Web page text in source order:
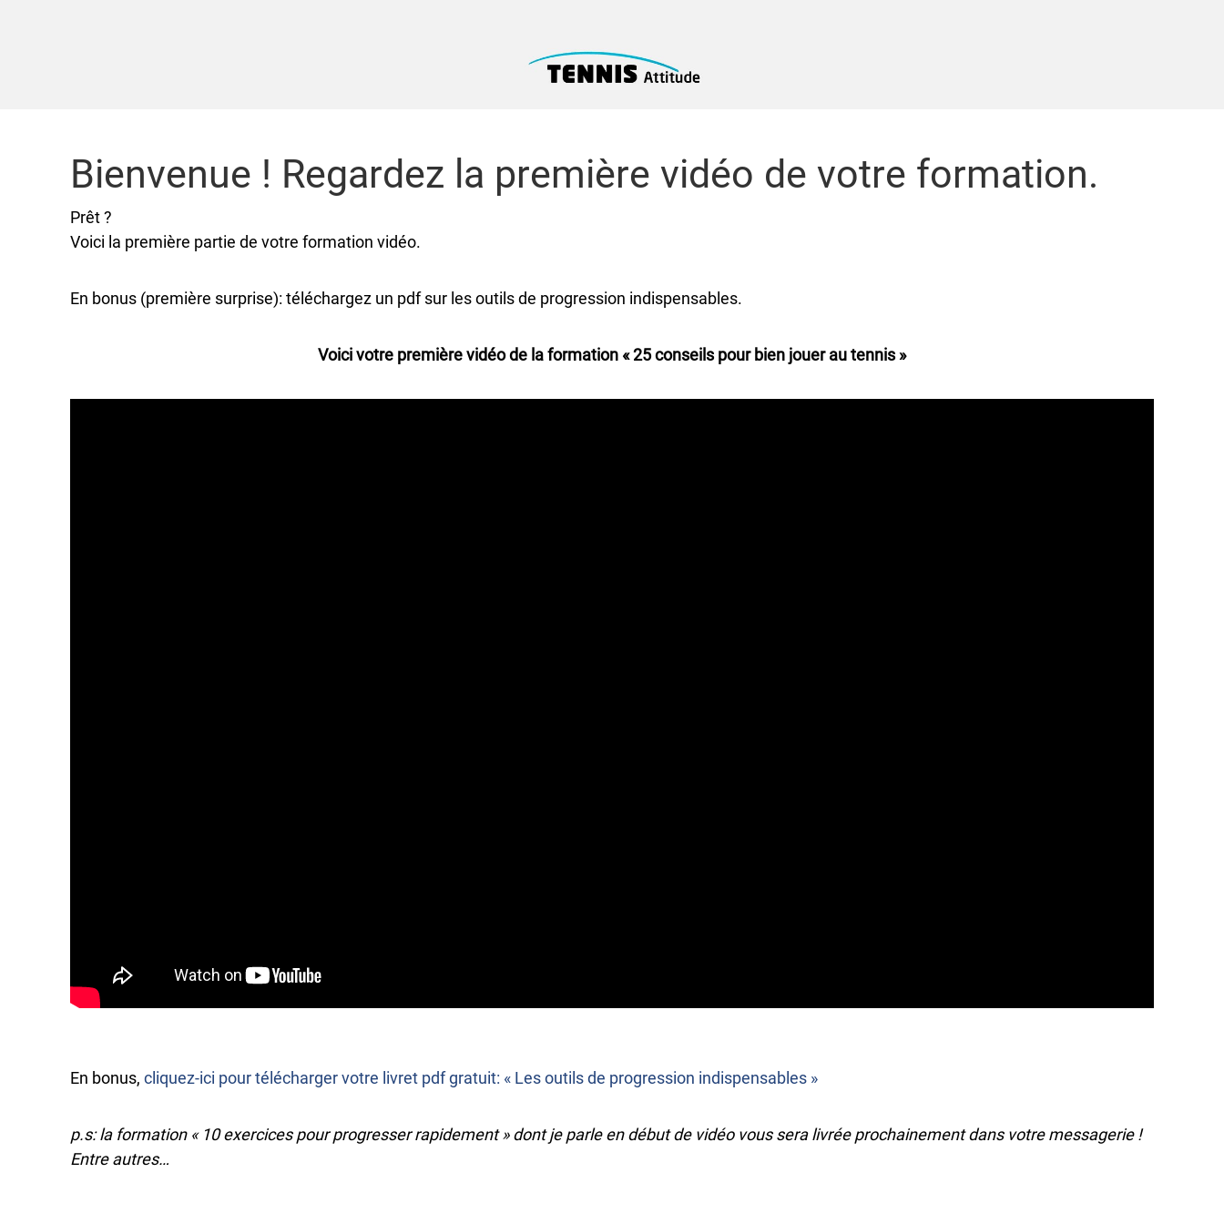
Bienvenue ! Regardez la première vidéo de votre formation.
Prêt ?
Voici la première partie de votre formation vidéo.
En bonus (première surprise): téléchargez un pdf sur les outils de progression indispensables.
Voici votre première vidéo de la formation « 25 conseils pour bien jouer au tennis »
En bonus, cliquez-ici pour télécharger votre livret pdf gratuit: « Les outils de progression indispensables »
p.s: la formation « 10 exercices pour progresser rapidement » dont je parle en début de vidéo vous sera livrée prochainement dans votre messagerie !
Entre autres…